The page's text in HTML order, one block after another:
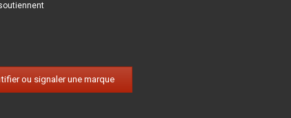
ou signaler une marque